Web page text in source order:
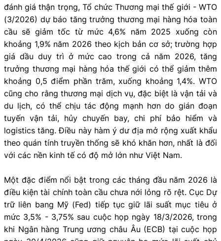
đánh giá thận trọng, Tổ chức Thương mại thế giới - WTO
(3/2026) dự báo tăng trưởng thương mại hàng hóa toàn
cầu sẽ giảm tốc từ mức 4,6% năm 2025 xuống còn
khoảng 1,9% năm 2026 theo kịch bản cơ sở; trường hợp
giá dầu duy trì ở mức cao trong cả năm 2026, tăng
trưởng thương mại hàng hóa thế giới có thể giảm thêm
khoảng 0,5 điểm phần trăm, xuống khoảng 1,4%. WTO
cũng cho rằng thương mại dịch vụ, đặc biệt là vận tải và
du lịch, có thể chịu tác động mạnh hơn do gián đoạn
tuyến vận tải, hủy chuyến bay, chi phí bảo hiểm và
logistics tăng. Điều này hàm ý dư địa mở rộng xuất khẩu
theo quán tính truyền thống sẽ khó khăn hơn, nhất là đối
với các nền kinh tế có độ mở lớn như Việt Nam.
Một đặc điểm nổi bật trong các tháng đầu năm 2026 là
điều kiện tài chính toàn cầu chưa nới lỏng rõ rệt. Cục Dự
trữ liên bang Mỹ (Fed) tiếp tục giữ lãi suất mục tiêu ở
mức 3,5% - 3,75% sau cuộc họp ngày 18/3/2026, trong
khi Ngân hàng Trung ương châu Âu (ECB) tại cuộc họp